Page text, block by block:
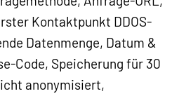
Kontaktpunkt DDOS-
Datenmenge, Datum &
Code, Speicherung für 30
anonymisiert,